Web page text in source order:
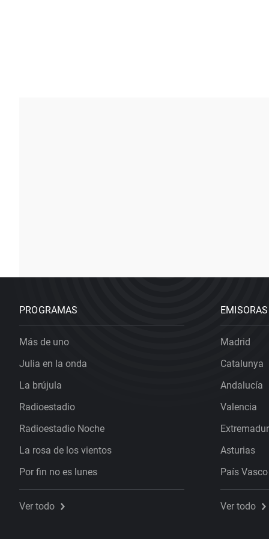
PROGRAMAS
Más de uno
Julia en la onda
La brújula
Radioestadio
Radioestadio Noche
La rosa de los vientos
Por fin no es lunes
Ver todo
EMISORAS
Madrid
Catalunya
Andalucía
Valencia
Asturias
País Vasco
Ver todo